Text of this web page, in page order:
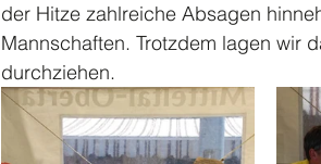
der Hitze zahlreiche Absagen
Mannschaften. Trotzdem lagen wir
durchziehen.